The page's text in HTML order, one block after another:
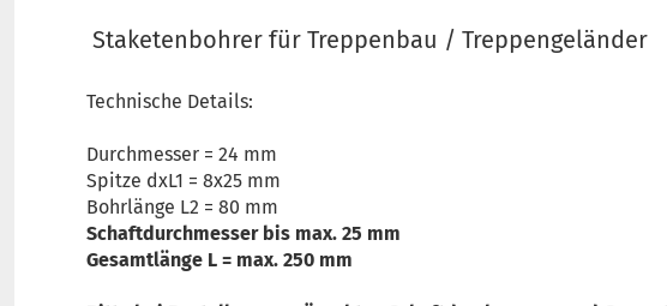
Staketenbohrer für Treppenbau / Treppengeländer
Technische Details:
Durchmesser = 24 mm
Spitze dxL1 = 8x25 mm
Bohrlänge L2 = 80 mm
Schaftdurchmesser bis max. 25 mm
Gesamtlänge L = max. 250 mm